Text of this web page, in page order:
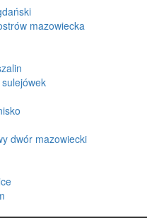
mazowiecka
dwór mazowiecki